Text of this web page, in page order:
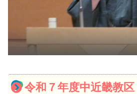
令和７年度中近畿教区